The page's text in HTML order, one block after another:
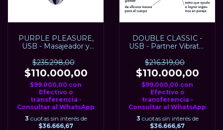
PURPLE PLEASURE,
USB - Masajeador y
- SATISFYER
$235.298,00
$110.000,00
$99.000,00 con
Efectivo o
transferencia -
Consultar al WhatsApp
3 cuotas sin interés de
$36.666,67
DOUBLE CLASSIC -
USB - Partner Vibrator
$216.319,00
$110.000,00
$99.000,00 con
Efectivo o
transferencia -
Consultar al WhatsApp
3 cuotas sin interés de
$36.666,67